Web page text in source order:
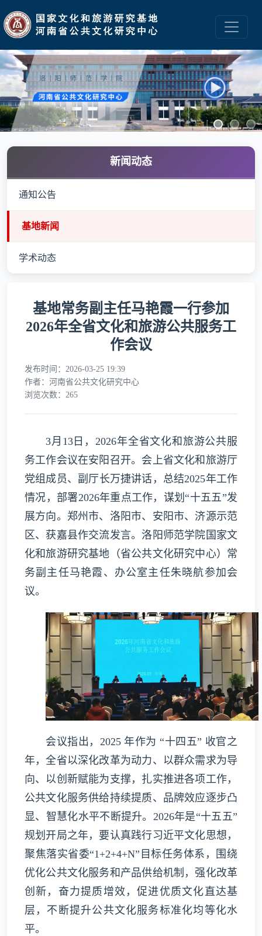
新闻动态
通知公告
基地新闻
学术动态
基地常务副主任马艳霞一行参加
2026年全省文化和旅游公共服务工
作会议
发布时间：2026-03-25 19:39
作者：河南省公共文化研究中心
浏览次数：265
3月13日，2026年全省文化和旅游公共服
务工作会议在安阳召开。会上省文化和旅游厅
党组成员、副厅长万捷讲话，总结2025年工作
情况，部署2026年重点工作，谋划“十五五”发
展方向。郑州市、洛阳市、安阳市、济源示范
区、获嘉县作交流发言。洛阳师范学院国家文
化和旅游研究基地（省公共文化研究中心）常
务副主任马艳霞、办公室主任朱晓航参加会
议。
会议指出，2025 年作为 “十四五” 收官之
年，全省以深化改革为动力、以群众需求为导
向、以创新赋能为支撑，扎实推进各项工作，
公共文化服务供给持续提质、品牌效应逐步凸
显、智慧化水平不断提升。2026年是“十五五”
规划开局之年，要认真践行习近平文化思想，
聚焦落实省委“1+2+4+N”目标任务体系，围绕
优化公共文化服务和产品供给机制，强化改革
创新，奋力提质增效，促进优质文化直达基
层，不断提升公共文化服务标准化均等化水
平。